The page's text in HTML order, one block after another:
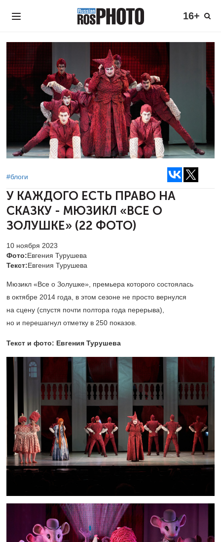
16+
#блоги
У КАЖДОГО ЕСТЬ ПРАВО НА
СКАЗКУ - МЮЗИКЛ «ВСЕ О
ЗОЛУШКЕ» (22 ФОТО)
10 ноября 2023
Фото:Евгения Турушева
Текст:Евгения Турушева
Мюзикл «Все о Золушке», премьера которого состоялась
в октябре 2014 года, в этом сезоне не просто вернулся
на сцену (спустя почти полтора года перерыва),
но и перешагнул отметку в 250 показов.
Текст и фото: Евгения Турушева